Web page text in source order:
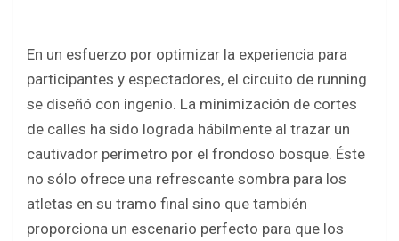
En un esfuerzo por optimizar la experiencia para
participantes y espectadores, el circuito de running
se diseñó con ingenio. La minimización de cortes
de calles ha sido lograda hábilmente al trazar un
cautivador perímetro por el frondoso bosque. Éste
no sólo ofrece una refrescante sombra para los
atletas en su tramo final sino que también
proporciona un escenario perfecto para que los